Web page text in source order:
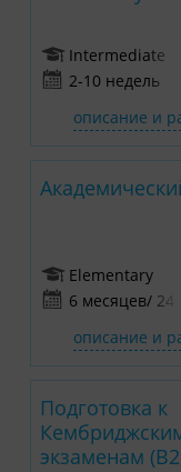
Intermediate
2-10 недель
описание и
Elementary
6 месяцев/ 24
описание и
Подготовка к
экзаменам (B2,